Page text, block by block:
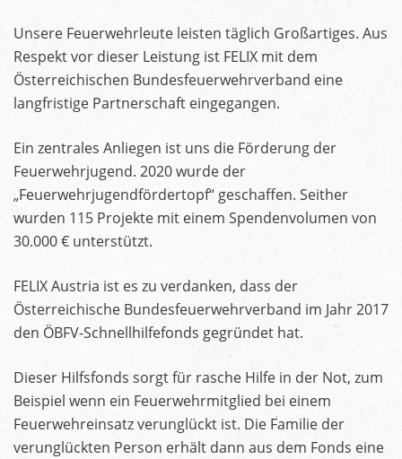
Unsere Feuerwehrleute leisten täglich Großartiges. Aus
Respekt vor dieser Leistung ist FELIX mit dem
Österreichischen Bundesfeuerwehrverband eine
langfristige Partnerschaft eingegangen.
Ein zentrales Anliegen ist uns die Förderung der
Feuerwehrjugend. 2020 wurde der
„Feuerwehrjugendfördertopf“ geschaffen. Seither
wurden 115 Projekte mit einem Spendenvolumen von
30.000 € unterstützt.
FELIX Austria ist es zu verdanken, dass der
Österreichische Bundesfeuerwehrverband im Jahr 2017
den ÖBFV-Schnellhilfefonds gegründet hat.
Dieser Hilfsfonds sorgt für rasche Hilfe in der Not, zum
Beispiel wenn ein Feuerwehrmitglied bei einem
Feuerwehreinsatz verunglückt ist. Die Familie der
verunglückten Person erhält dann aus dem Fonds eine